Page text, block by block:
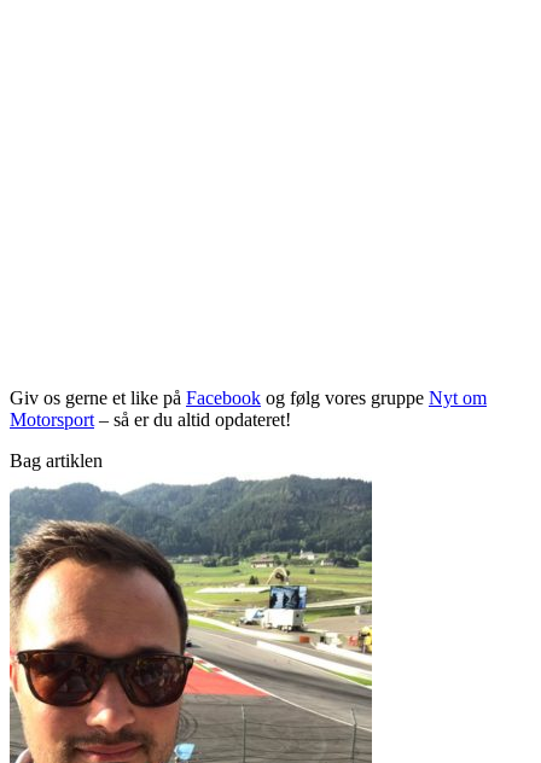
Giv os gerne et like på Facebook og følg vores gruppe Nyt om
Motorsport – så er du altid opdateret!
Bag artiklen